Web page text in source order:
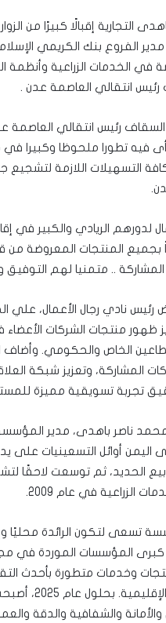
إقبالًا كبيرًا من
مدير الفروع بنك الكريمي
في الخدمات الزراعية وأنظمة
رئيس انتقالي العاصمة عدن .
رئيس انتقالي العاصمة
فيه تطورا ملحوظا وكبيرا
التسهيلات اللازمة لتشجيع
لدورهم الريادي والكبير
بجميع المنتجات المعروضة
.. متمنيا لهم
رئيس نادي رجال الأعمال،
ظهور منتجات الشركات
الخاص والحكومي.
المشاركة، وتعزيز شبكة
تجربة تسويقية مميزة
محمد ناصر باهدى، مدير
اليمن أوائل التسعينيات
الحديد، ثم توسعت لاحقًا
الزراعية في عام 2009.
تسعى لتكون الرائدة محليًا
كبرى المؤسسات الموردة في
وخدمات متطورة بأحدث
والأمانة والشفافية والدقة